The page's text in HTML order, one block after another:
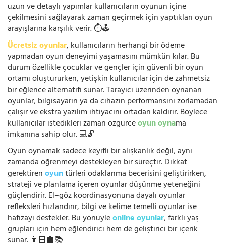
uzun ve detaylı yapımlar kullanıcıların oyunun içine
çekilmesini sağlayarak zaman geçirmek için yaptıkları oyun
arayışlarına karşılık verir. ⏱️🕹️
Ücretsiz oyunlar, kullanıcıların herhangi bir ödeme
yapmadan oyun deneyimi yaşamasını mümkün kılar. Bu
durum özellikle çocuklar ve gençler için güvenli bir oyun
ortamı oluştururken, yetişkin kullanıcılar için de zahmetsiz
bir eğlence alternatifi sunar. Tarayıcı üzerinden oynanan
oyunlar, bilgisayarın ya da cihazın performansını zorlamadan
çalışır ve ekstra yazılım ihtiyacını ortadan kaldırır. Böylece
kullanıcılar istedikleri zaman özgürceoyun oynama
imkanına sahip olur. 💻🔓
Oyun oynamak sadece keyifli bir alışkanlık değil, aynı
zamanda öğrenmeyi destekleyen bir süreçtir. Dikkat
gerektirenoyuntürleri odaklanma becerisini geliştirirken,
strateji ve planlama içeren oyunlar düşünme yeteneğini
güçlendirir. El–göz koordinasyonuna dayalı oyunlar
refleksleri hızlandırır, bilgi ve kelime temelli oyunlar ise
hafızayı destekler. Bu yönüyleonline oyunlar, farklı yaş
grupları için hem eğlendirici hem de geliştirici bir içerik
sunar. 👩🏻‍🏫📚